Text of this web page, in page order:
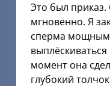
Это был
мгновенно. Я
сперма
момент она
глубокий